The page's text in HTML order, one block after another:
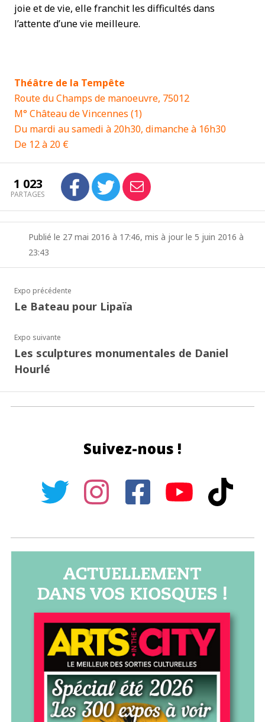
joie et de vie, elle franchit les difficultés dans
l’attente d’une vie meilleure.
Théâtre de la Tempête
Route du Champs de manoeuvre, 75012
M° Château de Vincennes (1)
Du mardi au samedi à 20h30, dimanche à 16h30
De 12 à 20 €
1 023
PARTAGES
Publié le 27 mai 2016 à 17:46, mis à jour le 5 juin 2016 à
23:43
Expo précédente
Le Bateau pour Lipaïa
Expo suivante
Les sculptures monumentales de Daniel
Hourlé
Suivez-nous !